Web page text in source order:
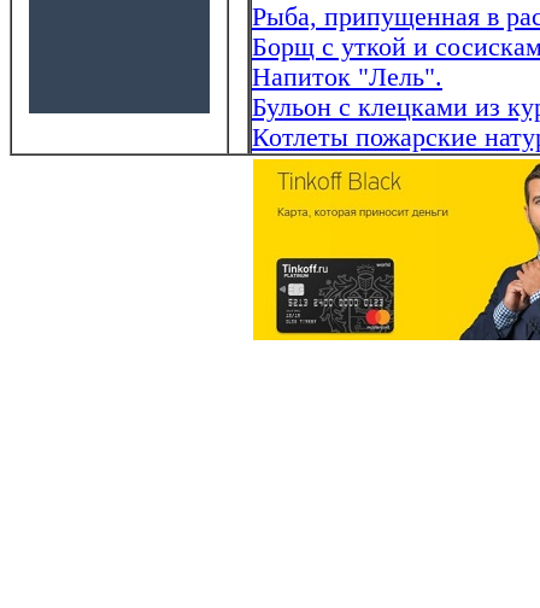
Рыба, припущенная в
Борщ с уткой и
Напиток "Лель".
Бульон с клецками из
Котлеты пожарские